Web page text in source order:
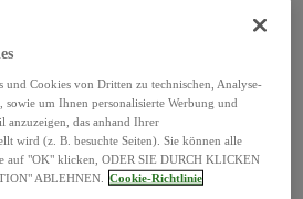
Bohnensuppe
Topf
Nudel-Topf
mit Fleischklößchen
Bohnen-Eintopf
Topf
mit Schweinefleisch
und Cookies von Dritten zu technischen, Analyse-
sowie um Ihnen personalisierte Werbung und
anzuzeigen, das anhand Ihrer
wird (z. B. besuchte Seiten). Sie können alle
auf "OK" klicken, ODER SIE DURCH KLICKEN
ABLEHNEN.
Cookie-Richtlinie